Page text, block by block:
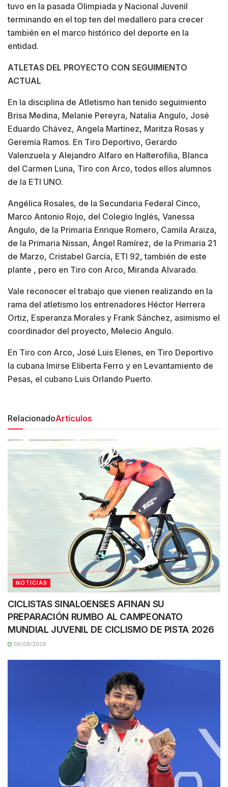
tuvo en la pasada Olimpiada y Nacional Juvenil
terminando en el top ten del medallero para crecer
también en el marco histórico del deporte en la
entidad.
ATLETAS DEL PROYECTO CON SEGUIMIENTO
ACTUAL
En la disciplina de Atletismo han tenido seguimiento
Brisa Medina, Melanie Pereyra, Natalia Angulo, José
Eduardo Chávez, Angela Martínez, Maritza Rosas y
Geremía Ramos. En Tiro Deportivo, Gerardo
Valenzuela y Alejandro Alfaro en Halterofilia, Blanca
del Carmen Luna, Tiro con Arco, todos ellos alumnos
de la ETI UNO.
Angélica Rosales, de la Secundaria Federal Cinco,
Marco Antonio Rojo, del Colegio Inglés, Vanessa
Angulo, de la Primaria Enrique Romero, Camila Araiza,
de la Primaria Nissan, Ángel Ramírez, de la Primaria 21
de Marzo, Cristabel García, ETI 92, también de este
plante , pero en Tiro con Arco, Miranda Alvarado.
Vale reconocer el trabajo que vienen realizando en la
rama del atletismo los entrenadores Héctor Herrera
Ortiz, Esperanza Morales y Frank Sánchez, asimismo el
coordinador del proyecto, Melecio Angulo.
En Tiro con Arco, José Luis Elenes, en Tiro Deportivo
la cubana Imirse Eliberta Ferro y en Levantamiento de
Pesas, el cubano Luis Orlando Puerto.
RelacionadoArtículos
NOTICIAS
CICLISTAS SINALOENSES AFINAN SU
PREPARACIÓN RUMBO AL CAMPEONATO
MUNDIAL JUVENIL DE CICLISMO DE PISTA 2026
06/08/2026